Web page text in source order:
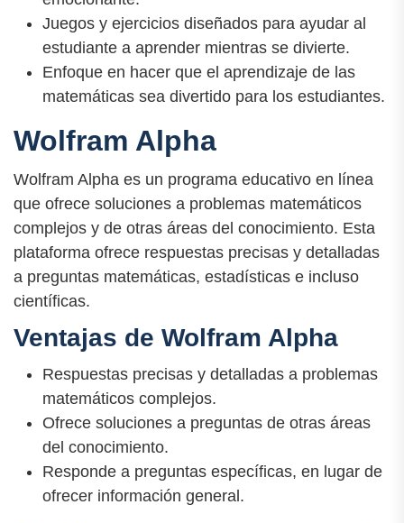
Juegos y ejercicios diseñados para ayudar al
estudiante a aprender mientras se divierte.
Enfoque en hacer que el aprendizaje de las
matemáticas sea divertido para los estudiantes.
Wolfram Alpha
Wolfram Alpha es un programa educativo en línea
que ofrece soluciones a problemas matemáticos
complejos y de otras áreas del conocimiento. Esta
plataforma ofrece respuestas precisas y detalladas
a preguntas matemáticas, estadísticas e incluso
científicas.
Ventajas de Wolfram Alpha
Respuestas precisas y detalladas a problemas
matemáticos complejos.
Ofrece soluciones a preguntas de otras áreas
del conocimiento.
Responde a preguntas específicas, en lugar de
ofrecer información general.